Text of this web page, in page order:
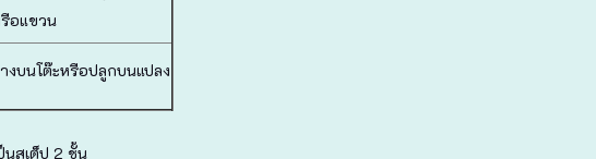
อแขวน
งบนโต๊ะหรือปลูกบนแปลง
นสเต็ป 2 ชั้น